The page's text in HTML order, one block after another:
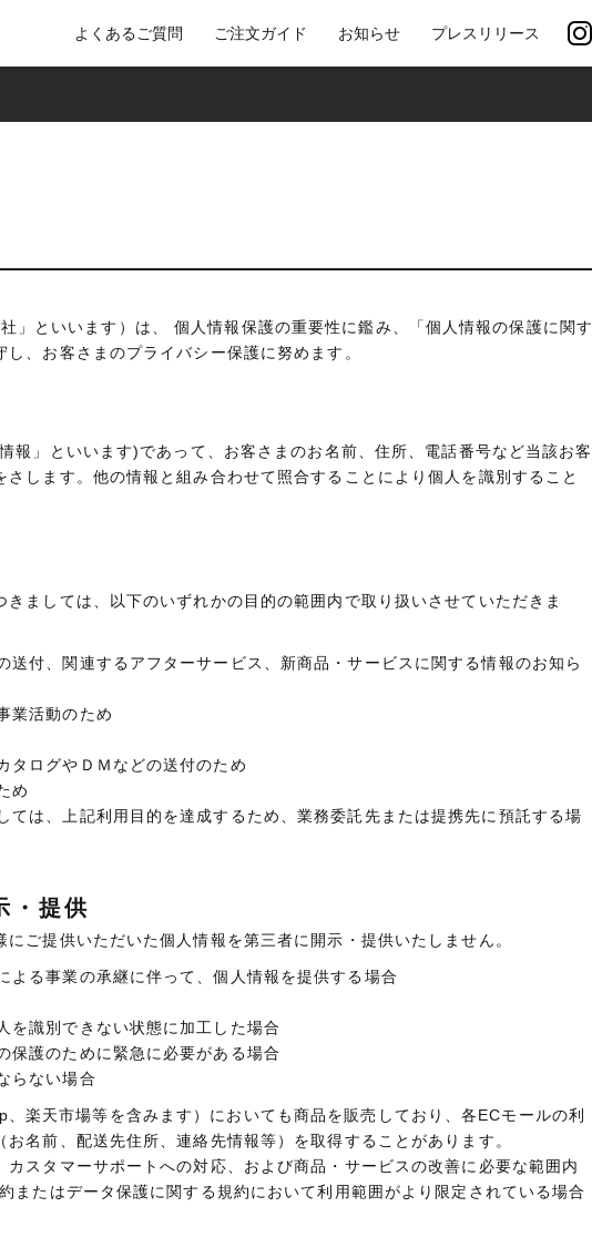
よくあるご質問 ご注文ガイド お知らせ プレスリリース
」といいます）は、 個人情報保護の重要性に鑑み、「個人情報の保護に関す
、お客さまのプライバシー保護に努めます。
報」といいます)であって、お客さまのお名前、住所、電話番号など当該お客
します。他の情報と組み合わせて照合することにより個人を識別すること
ましては、以下のいずれかの目的の範囲内で取り扱いさせていただきま
送付、関連するアフターサービス、新商品・サービスに関する情報のお知ら
業活動のため
タログやＤＭなどの送付のため
め
ては、上記利用目的を達成するため、業務委託先または提携先に預託する場
・提供
ご提供いただいた個人情報を第三者に開示・提供いたしません。
よる事業の承継に伴って、個人情報を提供する場合
を識別できない状態に加工した場合
保護のために緊急に必要がある場合
らない場合
楽天市場等を含みます）においても商品を販売しており、各ECモールの利
名前、配送先住所、連絡先情報等）を取得することがあります。
スタマーサポートへの対応、および商品・サービスの改善に必要な範囲内
またはデータ保護に関する規約において利用範囲がより限定されている場合